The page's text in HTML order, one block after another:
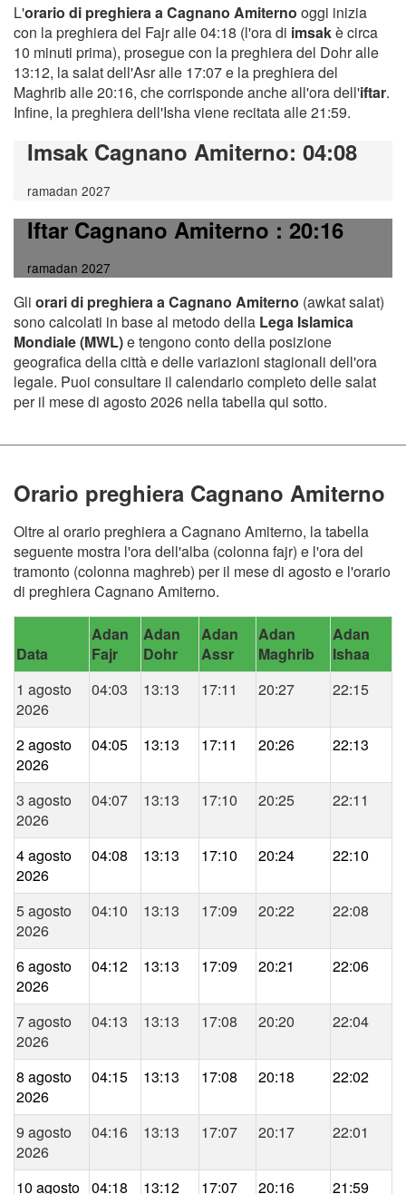
L'orario di preghiera a Cagnano Amiterno oggi inizia
con la preghiera del Fajr alle 04:18 (l'ora di imsakè circa
10 minuti prima), prosegue con la preghiera del Dohr alle
13:12, la salat dell'Asr alle 17:07 e la preghiera del
Maghrib alle 20:16, che corrisponde anche all'ora dell'iftar.
Infine, la preghiera dell'Isha viene recitata alle 21:59.
Imsak Cagnano Amiterno: 04:08
ramadan 2027
Iftar Cagnano Amiterno: 20:16
ramadan 2027
Gli orari di preghiera a Cagnano Amiterno (awkat salat)
sono calcolati in base al metodo della Lega Islamica
Mondiale (MWL)e tengono conto della posizione
geografica della città e delle variazioni stagionali dell'ora
legale. Puoi consultare il calendario completo delle salat
per il mese di agosto 2026 nella tabella qui sotto.
Orario preghiera Cagnano Amiterno
Oltre al orario preghiera a Cagnano Amiterno, la tabella
seguente mostra l'ora dell'alba (colonna fajr) e l'ora del
tramonto (colonna maghreb) per il mese di agosto e l'orario
di preghiera Cagnano Amiterno.
Data
Adan
Fajr
Adan
Dohr
Adan
Assr
Adan
Maghrib
Adan
Ishaa
1 agosto
2026
04:03 13:13 17:11 20:27 22:15
2 agosto
2026
04:05 13:13 17:11 20:26 22:13
3 agosto
2026
04:07 13:13 17:10 20:25 22:11
4 agosto
2026
04:08 13:13 17:10 20:24 22:10
5 agosto
2026
04:10 13:13 17:09 20:22 22:08
6 agosto
2026
04:12 13:13 17:09 20:21 22:06
7 agosto
2026
04:13 13:13 17:08 20:20 22:04
8 agosto
2026
04:15 13:13 17:08 20:18 22:02
9 agosto
2026
04:16 13:13 17:07 20:17 22:01
10 agosto 04:18 13:12 17:07 20:16 21:59